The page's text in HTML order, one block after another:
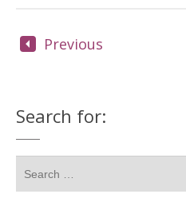
Previous
Search for: